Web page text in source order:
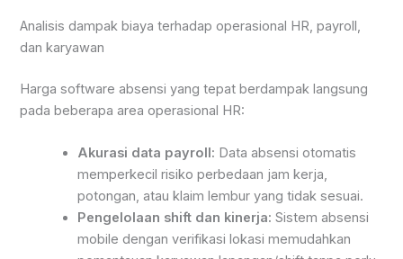
Analisis dampak biaya terhadap operasional HR, payroll,
dan karyawan
Harga software absensi yang tepat berdampak langsung
pada beberapa area operasional HR:
Akurasi data payroll: Data absensi otomatis
memperkecil risiko perbedaan jam kerja,
potongan, atau klaim lembur yang tidak sesuai.
Pengelolaan shift dan kinerja: Sistem absensi
mobile dengan verifikasi lokasi memudahkan